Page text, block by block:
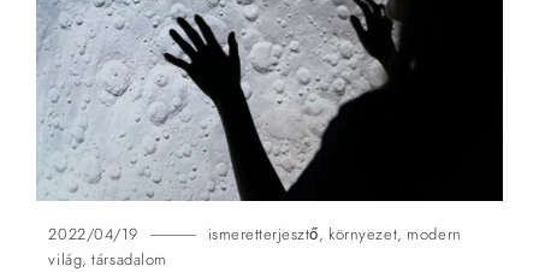
2022/04/19 ismeretterjesztő, környezet, modern
világ,társadalom